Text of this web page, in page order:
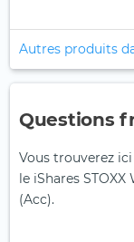
Autres produits
Questions
Vous trouverez
le iShares
(Acc).